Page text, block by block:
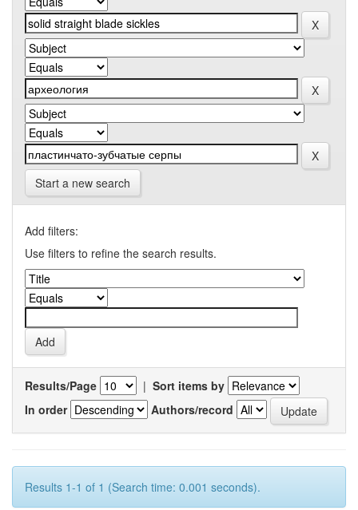
Start a new search
Add filters:
Use filters to refine the search results.
Results/Page | Sort items by
In order
Authors/record
Results 1-1 of 1 (Search time: 0.001 seconds).